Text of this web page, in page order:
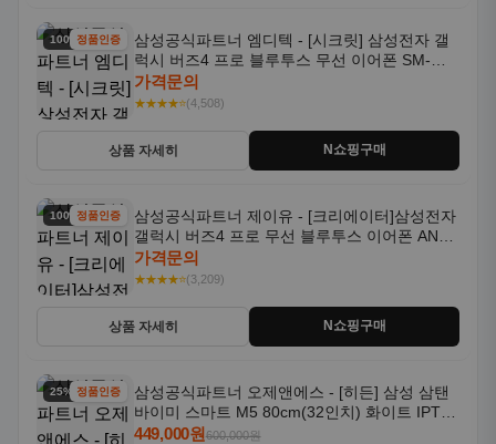
100% 할인
정품인증
삼성공식파트너 엠디텍 - [시크릿] 삼성전자 갤
럭시 버즈4 프로 블루투스 무선 이어폰 SM-
R640N
가격문의
★★★★⭐(4,508)
상품 자세히 N쇼핑구매
100% 할인
정품인증
삼성공식파트너 제이유 - [크리에이터]삼성전자
갤럭시 버즈4 프로 무선 블루투스 이어폰 ANC
SM-R640N
가격문의
★★★★⭐(3,209)
상품 자세히 N쇼핑구매
25% 할인정품인증
삼성공식파트너 오제앤에스 - [히든] 삼성 삼탠
바이미 스마트 M5 80cm(32인치) 화이트 IPTV
OTT 패키지
449,000원600,000원